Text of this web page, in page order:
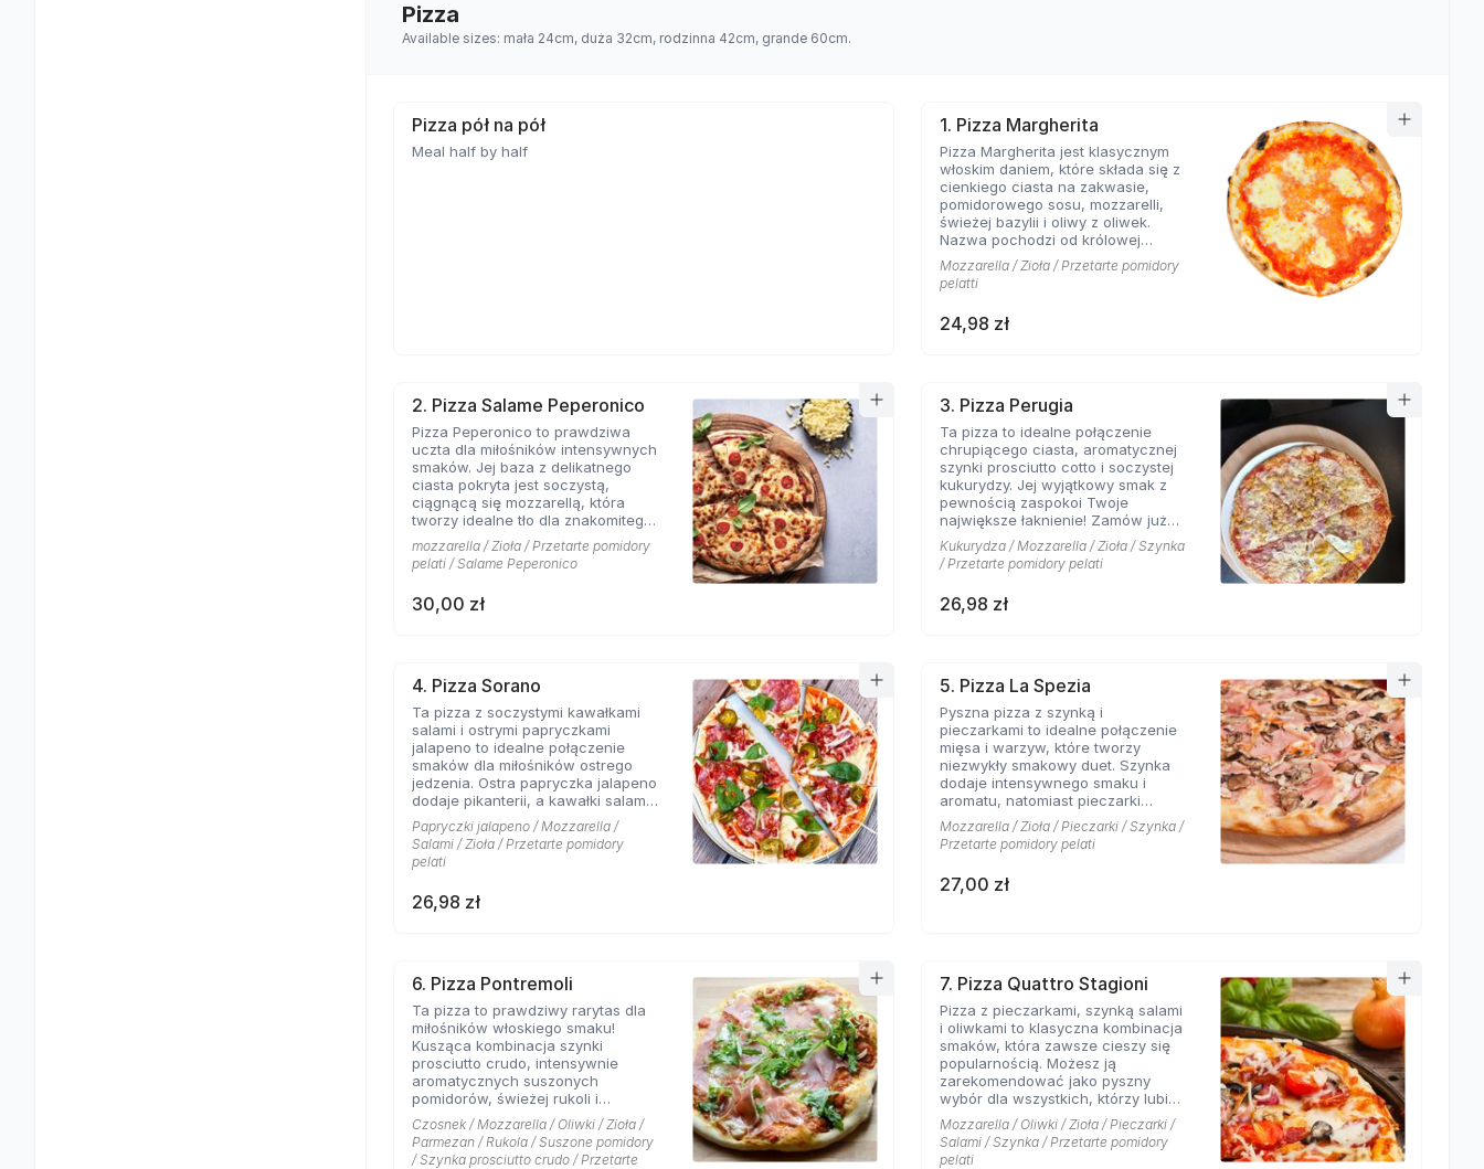
Pizza
Available sizes: mała 24cm, duża 32cm, rodzinna 42cm, grande 60cm.
Pizza pół na pół
Meal half by half
1. Pizza Margherita
Pizza Margherita jest klasycznym
włoskim daniem, które składa się z
cienkiego ciasta na zakwasie,
pomidorowego sosu, mozzarelli,
świeżej bazylii i oliwy z oliwek.
Nazwa pochodzi od królowej
Włoch, Margherity Savoy. Pizza
Margherita jest symbolem kuchni
włoskiej i jest znana z prostych, ale
tworzą idealną kombinację
co sprawia, że ta pizza jest jedną z
najbardziej popularnych i lubianych
na całym świecie.
Mozzarella / Zioła / Przetarte pomidory
pelatti
24,98 zł
2. Pizza Salame Peperonico
Pizza Peperonico to prawdziwa
uczta dla miłośników intensywnych
smaków. Jej baza z delikatnego
ciasta pokryta jest soczystą,
ciągnącą się mozzarellą, która
tworzy idealne tło dla znakomitego
włoskiego salami. Pikantne plastry
salami dodają charakterystycznego
temperamentu, a ich wyrazisty
kremowością sera. Całość
Pizza Peperonico to nie tylko
przekąska, to prawdziwa podróż
kulinarna do serca Włoch, którą z
przyjemnością można dzielić się w
gronie przyjaciół i rodziny. Spróbuj i
daj się porwać jej wyjątkowemu
smakowi!
mozzarella / Zioła / Przetarte pomidory
pelati / Salame Peperonico
30,00 zł
3. Pizza Perugia
Ta pizza to idealne połączenie
chrupiącego ciasta, aromatycznej
szynki prosciutto cotto i soczystej
kukurydzy. Jej wyjątkowy smak z
pewnością zaspokoi Twoje
największe łaknienie! Zamów już
teraz i przekonaj się, jak pysznie
smakuje ta niezwykła kombinacja
składników!
Kukurydza / Mozzarella / Zioła / Szynka
/ Przetarte pomidory pelati
26,98 zł
4. Pizza Sorano
Ta pizza z soczystymi kawałkami
salami i ostrymi papryczkami
jalapeno to idealne połączenie
smaków dla miłośników ostrego
jedzenia. Ostra papryczka jalapeno
dodaje pikanterii, a kawałki salami
nadają intensywny smak. Nie
zwlekaj dłużej i zamów tę pyszną
pizzę, która zaspokoi Twoje
pragnienie ostrego jedzenia!
Papryczki jalapeno / Mozzarella /
Salami / Zioła / Przetarte pomidory
pelati
26,98 zł
5. Pizza La Spezia
Pyszna pizza z szynką i
pieczarkami to idealne połączenie
mięsa i warzyw, które tworzy
niezwykły smakowy duet. Szynka
dodaje intensywnego smaku i
aromatu, natomiast pieczarki
nadają pizzy lekkiego, grzybowego
posmaku. Połączenie tych dwóch
składników na chrupiącej cieście z
sprawia, że każdy kęs jest
Mozzarella / Zioła / Pieczarki / Szynka /
Przetarte pomidory pelati
27,00 zł
6. Pizza Pontremoli
Ta pizza to prawdziwy rarytas dla
miłośników włoskiego smaku!
Kusząca kombinacja szynki
prosciutto crudo, intensywnie
aromatycznych suszonych
pomidorów, świeżej rukoli i
pachnącego czosnku, wszystko to
przykryte obficie pokruszonym
parmezanem. Ta mieszkanka
Czosnek / Mozzarella / Oliwki / Zioła /
Parmezan / Rukola / Suszone pomidory
/ Szynka prosciutto crudo / Przetarte
7. Pizza Quattro Stagioni
Pizza z pieczarkami, szynką salami
i oliwkami to klasyczna kombinacja
smaków, która zawsze cieszy się
popularnością. Możesz ją
zarekomendować jako pyszny
wybór dla wszystkich, którzy lubią
połączenie intensywnych i
aromatycznych składników na
pizzy. Smakowa kompozycja
Mozzarella / Oliwki / Zioła / Pieczarki /
Salami / Szynka / Przetarte pomidory
pelati